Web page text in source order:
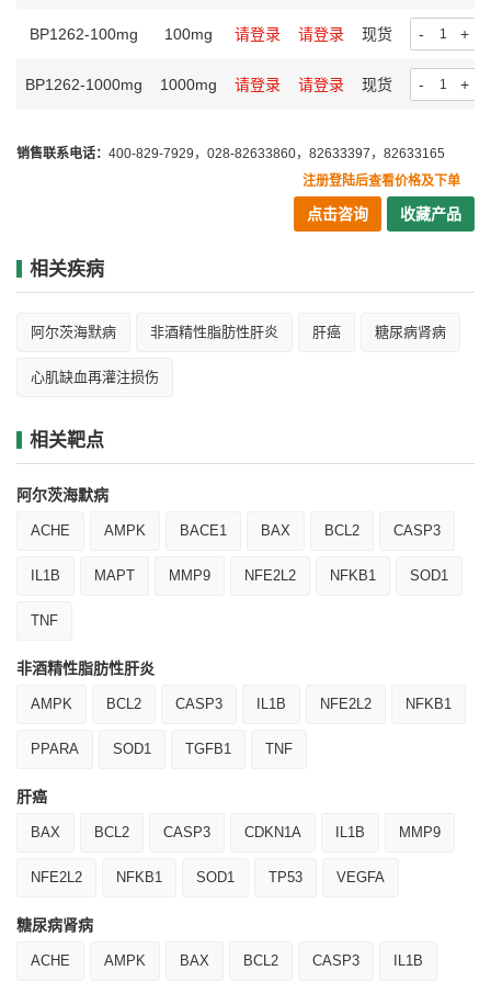
BP1262-100mg 100mg 请登录 请登录 现货 - +
BP1262-1000mg 1000mg 请登录 请登录 现货 - +
销售联系电话： 400-829-7929，028-82633860，82633397，82633165
注册登陆后查看价格及下单
点击咨询 收藏产品
相关疾病
阿尔茨海默病 非酒精性脂肪性肝炎 肝癌 糖尿病肾病
心肌缺血再灌注损伤
相关靶点
阿尔茨海默病
ACHE AMPK BACE1 BAX BCL2 CASP3
IL1B MAPT MMP9 NFE2L2 NFKB1 SOD1
TNF
非酒精性脂肪性肝炎
AMPK BCL2 CASP3 IL1B NFE2L2 NFKB1
PPARA SOD1 TGFB1 TNF
肝癌
BAX BCL2 CASP3 CDKN1A IL1B MMP9
NFE2L2 NFKB1 SOD1 TP53 VEGFA
糖尿病肾病
ACHE AMPK BAX BCL2 CASP3 IL1B